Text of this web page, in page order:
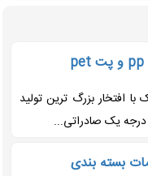
تاک با افتخار بزرگ ترین تولید
درجه یک صادراتی...
بسته بندی